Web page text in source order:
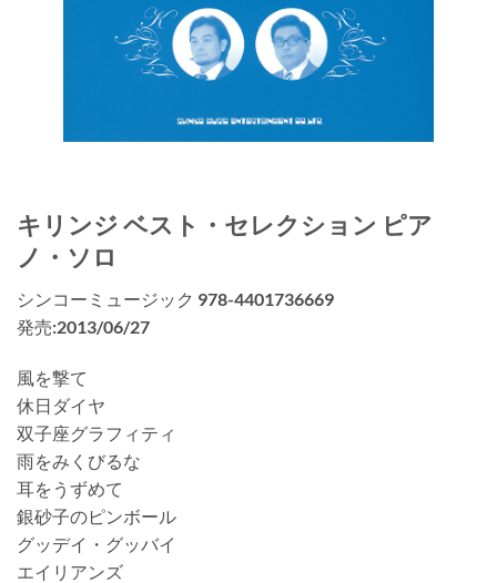
キリンジ ベスト・セレクション ピア
ノ・ソロ
シンコーミュージック 978-4401736669
発売:2013/06/27
風を撃て
休日ダイヤ
双子座グラフィティ
雨をみくびるな
耳をうずめて
銀砂子のピンボール
グッデイ・グッバイ
エイリアンズ